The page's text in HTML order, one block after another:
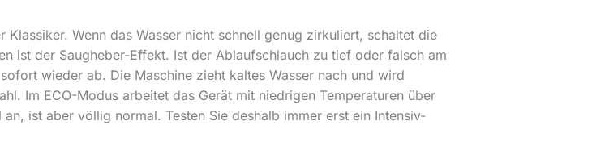
Wenn das Wasser nicht schnell genug zirkuliert, schaltet die
ist der Saugheber-Effekt. Ist der Ablaufschlauch zu tief oder falsch am
wieder ab. Die Maschine zieht kaltes Wasser nach und wird
Im ECO-Modus arbeitet das Gerät mit niedrigen Temperaturen über
ist aber völlig normal. Testen Sie deshalb immer erst ein Intensiv-